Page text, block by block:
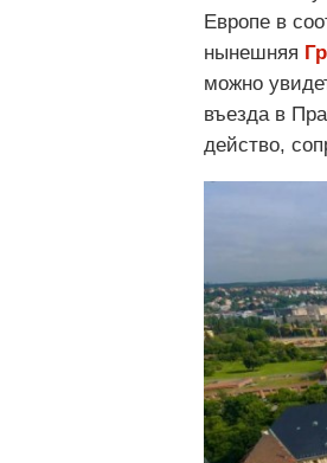
Европе в
нынешняя
можно
въезда в
действо,